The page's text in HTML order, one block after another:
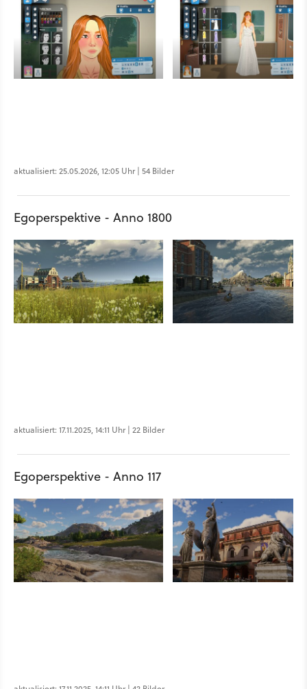
aktualisiert: 25.05.2026, 12:05 Uhr | 54 Bilder
Egoperspektive - Anno 1800
aktualisiert: 17.11.2025, 14:11 Uhr | 22 Bilder
Egoperspektive - Anno 117